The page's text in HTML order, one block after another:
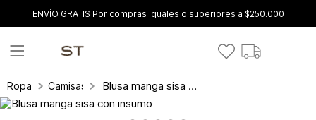
ENVÍO GRATIS Por compras iguales o superiores a $250.000
Ropa Camisas y blusas Blusa manga sisa con insumo